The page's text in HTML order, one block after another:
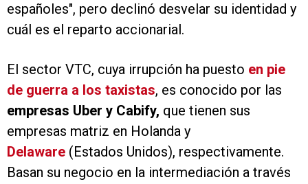
españoles", pero declinó desvelar su identidad y
cuál es el reparto accionarial.
El sector VTC, cuya irrupción ha puesto en pie
de guerra a los taxistas, es conocido por las
empresas Uber y Cabify, que tienen sus
empresas matriz en Holanda y
Delaware (Estados Unidos), respectivamente.
Basan su negocio en la intermediación a través